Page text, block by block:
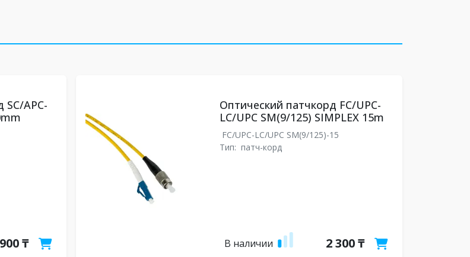
APC-
₸
Оптический патчкорд FC/UPC-
LC/UPC SM(9/125) SIMPLEX 15m
FC/UPC-LC/UPC SM(9/125)-15
Тип: патч-корд
В наличии 2 300 ₸